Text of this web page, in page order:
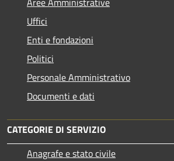
Uffici
Enti e fondazioni
Politici
Personale Amministrativo
Documenti e dati
CATEGORIE DI SERVIZIO
Anagrafe e stato civile